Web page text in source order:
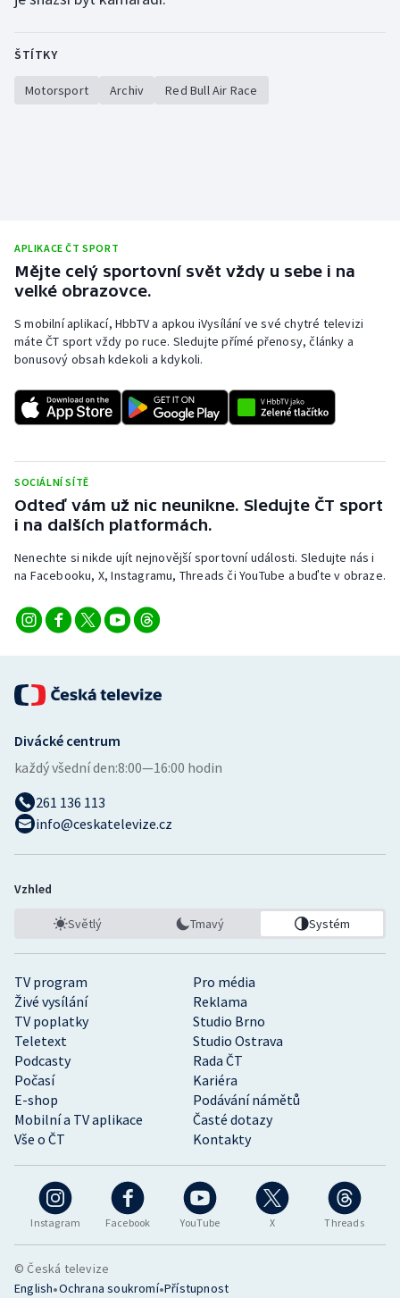
ŠTÍTKY
Motorsport Archiv Red Bull Air Race
APLIKACE ČT SPORT
Mějte celý sportovní svět vždy u sebe i na
velké obrazovce.
S mobilní aplikací, HbbTV a apkou iVysílání ve své chytré televizi
máte ČT sport vždy po ruce. Sledujte přímé přenosy, články a
bonusový obsah kdekoli a kdykoli.
SOCIÁLNÍ SÍTĚ
Odteď vám už nic neunikne. Sledujte ČT sport
i na dalších platformách.
Nenechte si nikde ujít nejnovější sportovní události. Sledujte nás i
na Facebooku, X, Instagramu, Threads či YouTube a buďte v obraze.
Instagram Facebook YouTube X Threads
TV program
Pro média
Živé vysílání
Reklama
TV poplatky
Studio Brno
Teletext
Studio Ostrava
Podcasty
Rada ČT
Počasí
Kariéra
E-shop
Podávání námětů
Mobilní a TV aplikace
Časté dotazy
Vše o ČT
Kontakty
Divácké centrum
každý všední den:8:00—16:00 hodin
261 136 113
info@ceskatelevize.cz
Vzhled
Světlý Tmavý Systém
© Česká televize
English•Ochrana soukromí•Přístupnost